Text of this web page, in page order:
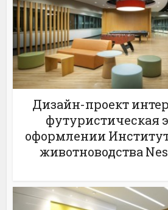
Дизайн-проект
футуристическая
оформлении
животноводства